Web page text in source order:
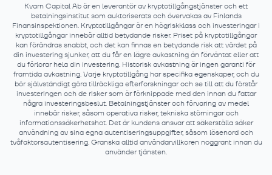
Kvarn Capital Ab är en leverantör av kryptotillgångstjänster och ett
betalningsinstitut som auktoriserats och övervakas av Finlands
Finansinspektionen. Kryptotillgångar är en högriskklass och investeringar i
kryptotillgångar innebär alltid betydande risker. Priset på kryptotillgångar
kan förändras snabbt, och det kan finnas en betydande risk att värdet på
din investering sjunker, att du får en lägre avkastning än förväntat eller att
du förlorar hela din investering. Historisk avkastning är ingen garanti för
framtida avkastning. Varje kryptotillgång har specifika egenskaper, och du
bör självständigt göra tillräckliga efterforskningar och se till att du förstår
investeringen och de risker som är förknippade med den innan du fattar
några investeringsbeslut. Betalningstjänster och förvaring av medel
innebär risker, såsom operativa risker, tekniska störningar och
informationssäkerhetshot. Det är kundens ansvar att säkerställa säker
användning av sina egna autentiseringsuppgifter, såsom lösenord och
tvåfaktorsautentisering. Granska alltid användarvillkoren noggrant innan du
använder tjänsten.